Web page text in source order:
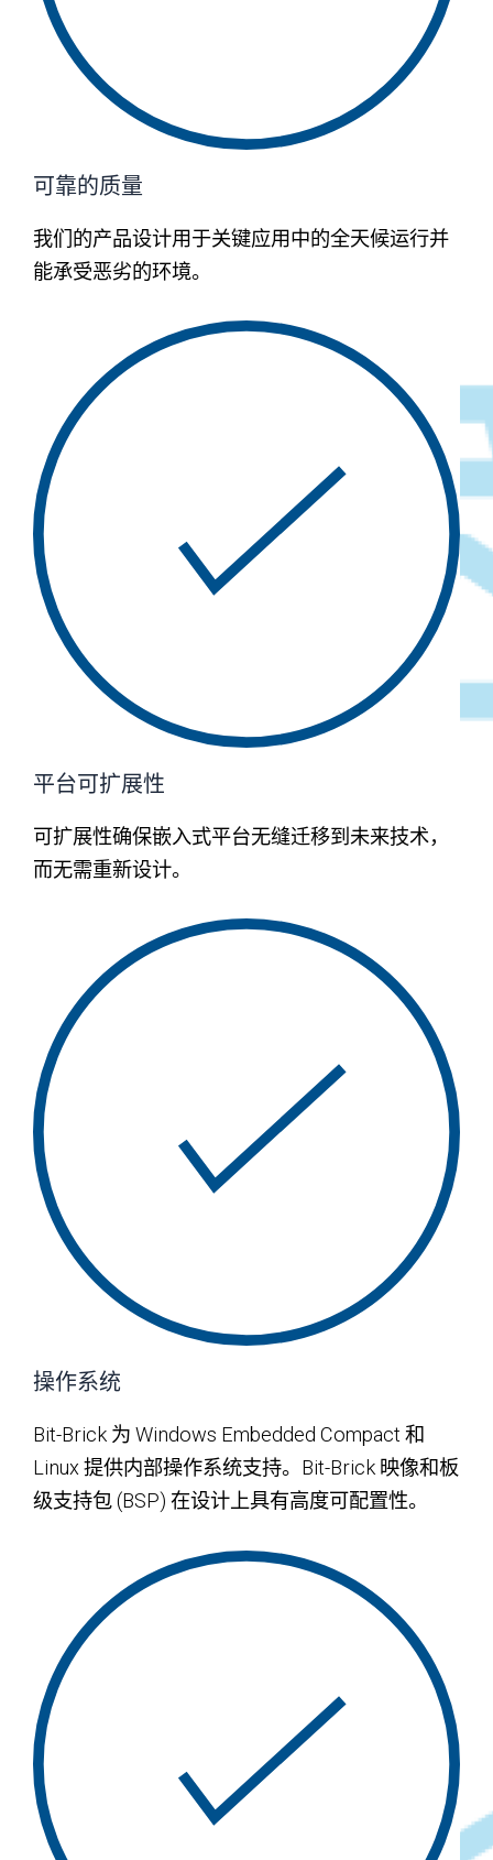
可靠的质量
我们的产品设计用于关键应用中的全天候运行并
能承受恶劣的环境。
平台可扩展性
可扩展性确保嵌入式平台无缝迁移到未来技术，
而无需重新设计。
操作系统
Bit-Brick 为 Windows Embedded Compact 和
Linux 提供内部操作系统支持。Bit-Brick 映像和板
级支持包 (BSP) 在设计上具有高度可配置性。